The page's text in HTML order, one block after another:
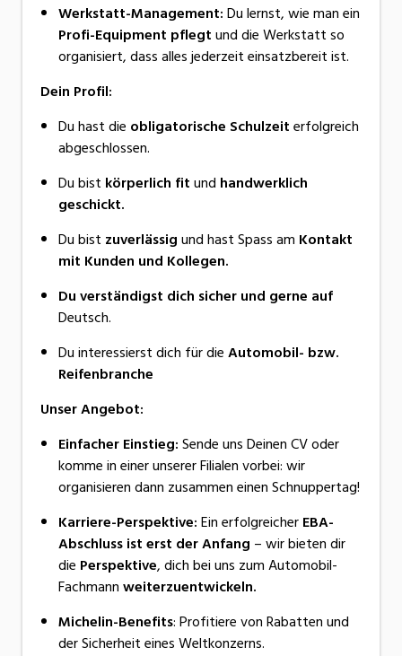
Werkstatt-Management:Du lernst, wie man ein
Profi-Equipment pflegtund die Werkstatt so
organisiert, dass alles jederzeit einsatzbereit ist.
Dein Profil:
Du hast die obligatorische Schulzeiterfolgreich
abgeschlossen.
Du bist körperlich fitund handwerklich
geschickt.
Du bist zuverlässigund hast Spass am Kontakt
mit Kunden und Kollegen.
Du verständigst dich sicher und gerne auf
Deutsch.
Du interessierst dich für dieAutomobil- bzw.
Reifenbranche
Unser Angebot:
Einfacher Einstieg:Sende uns Deinen CV oder
komme in einer unserer Filialen vorbei: wir
organisieren dann zusammen einen Schnuppertag!
Karriere-Perspektive:Ein erfolgreicherEBA-
Abschluss ist erst der Anfang – wir bieten dir
die Perspektive, dich bei uns zum Automobil-
Fachmannweiterzuentwickeln.
Michelin-Benefits: Profitiere von Rabatten und
der Sicherheit eines Weltkonzerns.